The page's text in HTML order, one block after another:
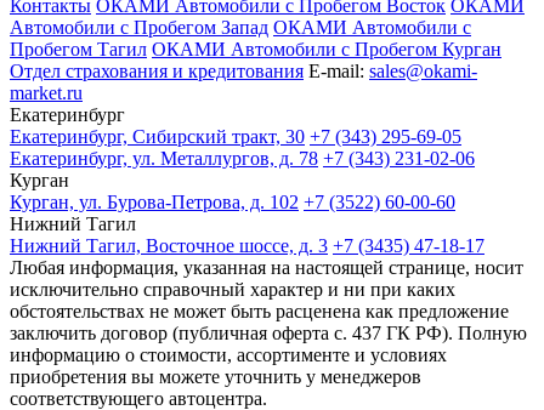
Контакты ОКАМИ Автомобили с Пробегом Восток ОКАМИ
Автомобили с Пробегом Запад ОКАМИ Автомобили с
Пробегом Тагил ОКАМИ Автомобили с Пробегом Курган
Отдел страхования и кредитования E-mail: sales@okami-
market.ru
Екатеринбург
Екатеринбург, Сибирский тракт, 30 +7 (343) 295-69-05
Екатеринбург, ул. Металлургов, д. 78 +7 (343) 231-02-06
Курган
Курган, ул. Бурова-Петрова, д. 102 +7 (3522) 60-00-60
Нижний Тагил
Нижний Тагил, Восточное шоссе, д. 3 +7 (3435) 47-18-17
Любая информация, указанная на настоящей странице, носит
исключительно справочный характер и ни при каких
обстоятельствах не может быть расценена как предложение
заключить договор (публичная оферта с. 437 ГК РФ). Полную
информацию о стоимости, ассортименте и условиях
приобретения вы можете уточнить у менеджеров
соответствующего автоцентра.